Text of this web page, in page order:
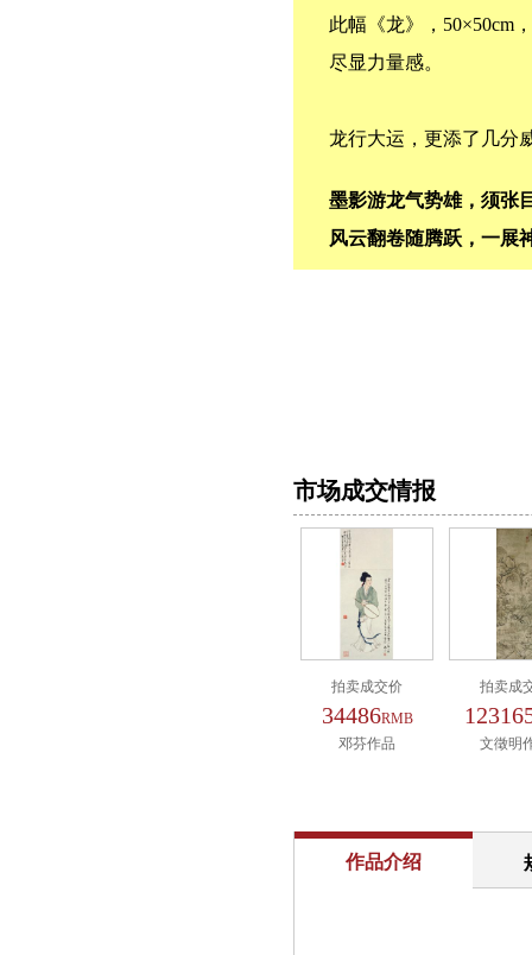
此幅《龙》，50×50cm
尽显力量感。
龙行大运，更添了几分
墨影游龙气势雄，须张
风云翻卷随腾跃，一展
市场成交情报
拍卖成交价
34486RMB
邓芬作品
拍卖成
文徵明
作品介绍